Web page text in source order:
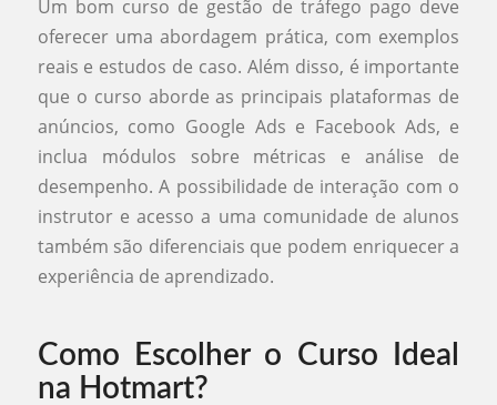
Um bom curso de gestão de tráfego pago deve
oferecer uma abordagem prática, com exemplos
reais e estudos de caso. Além disso, é importante
que o curso aborde as principais plataformas de
anúncios, como Google Ads e Facebook Ads, e
inclua módulos sobre métricas e análise de
desempenho. A possibilidade de interação com o
instrutor e acesso a uma comunidade de alunos
também são diferenciais que podem enriquecer a
experiência de aprendizado.
Como Escolher o Curso Ideal
na Hotmart?